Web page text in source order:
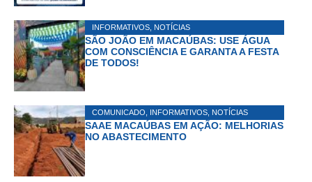
INFORMATIVOS NOTÍCIAS
SÃO JOÃO EM MACAÚBAS: USE ÁGUA
COM CONSCIÊNCIA E GARANTA A FESTA
DE TODOS!
COMUNICADO INFORMATIVOS NOTÍCIAS
SAAE MACAÚBAS EM AÇÃO: MELHORIAS
NO ABASTECIMENTO